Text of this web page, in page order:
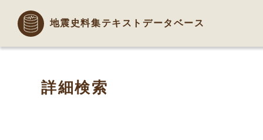
地震史料集テキストデータベース
詳細検索